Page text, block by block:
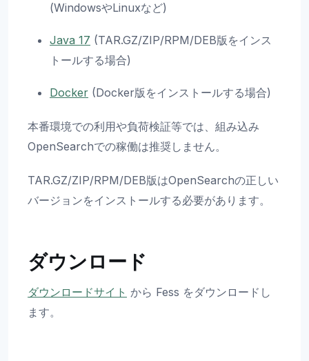
(WindowsやLinuxなど)
Java 17 (TAR.GZ/ZIP/RPM/DEB版をインス
トールする場合)
Docker (Docker版をインストールする場合)
本番環境での利用や負荷検証等では、組み込み
OpenSearchでの稼働は推奨しません。
TAR.GZ/ZIP/RPM/DEB版はOpenSearchの正しい
バージョンをインストールする必要があります。
ダウンロード
ダウンロードサイト から Fess をダウンロードし
ます。